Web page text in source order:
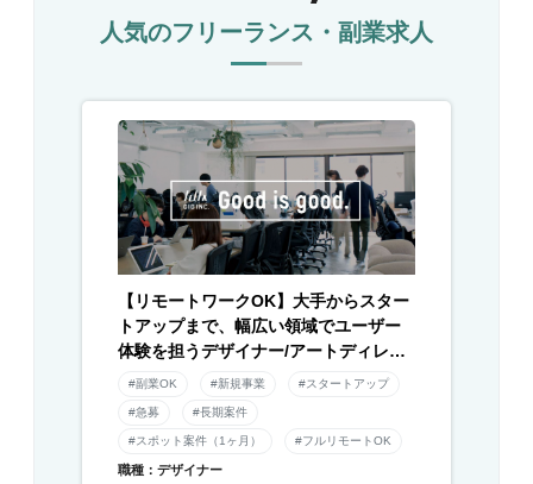
人気のフリーランス・副業求人
【リモートワークOK】大手からスター
トアップまで、幅広い領域でユーザー
体験を担うデザイナー/アートディレク
ター募集！
#副業OK #新規事業 #スタートアップ
#急募 #長期案件
#スポット案件（1ヶ月） #フルリモートOK
職種：デザイナー